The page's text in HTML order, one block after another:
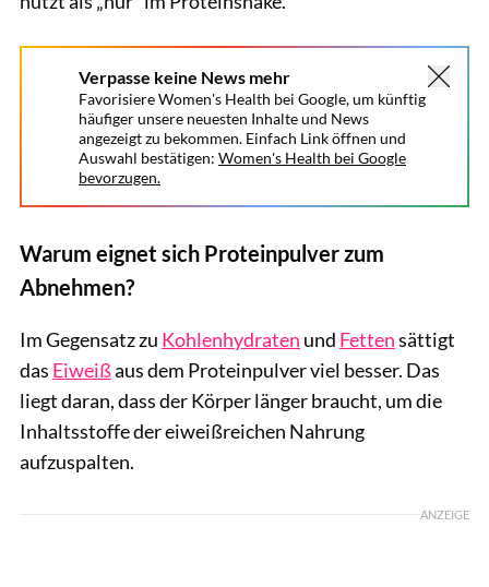
Verpasse keine News mehr
Favorisiere Women's Health bei Google, um künftig
häufiger unsere neuesten Inhalte und News
angezeigt zu bekommen. Einfach Link öffnen und
Auswahl bestätigen: Women's Health bei Google
bevorzugen.
Warum eignet sich Proteinpulver zum
Abnehmen?
Im Gegensatz zu Kohlenhydraten und Fettensättigt
das Eiweißaus dem Proteinpulver viel besser. Das
liegt daran, dass der Körper länger braucht, um die
Inhaltsstoffe der eiweißreichen Nahrung
aufzuspalten.
ANZEIGE